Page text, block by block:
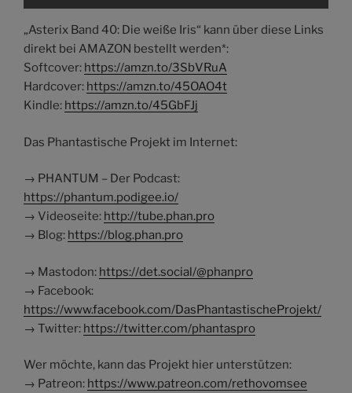
„Asterix Band 40: Die weiße Iris“ kann über diese Links
direkt bei AMAZON bestellt werden*:
Softcover: https://amzn.to/3SbVRuA
Hardcover: https://amzn.to/45OAO4t
Kindle: https://amzn.to/45GbFJj
Das Phantastische Projekt im Internet:
→ PHANTUM – Der Podcast:
https://phantum.podigee.io/
→ Videoseite: http://tube.phan.pro
→ Blog: https://blog.phan.pro
→ Mastodon: https://det.social/@phanpro
→ Facebook:
https://www.facebook.com/DasPhantastischeProjekt/
→ Twitter: https://twitter.com/phantaspro
Wer möchte, kann das Projekt hier unterstützen:
→ Patreon: https://www.patreon.com/rethovomsee